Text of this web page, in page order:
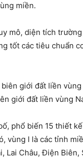
miền.
mô, diện tích
tốt các tiêu chuẩn
giới đất liền vùng
phổ biến 15 thiết
vùng I là các tỉnh
Lai Châu, Điện Biên,